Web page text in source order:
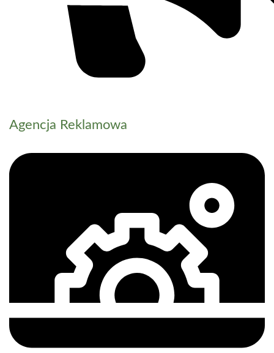
Agencja Reklamowa